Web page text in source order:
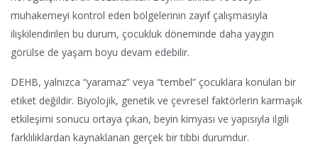
muhakemeyi kontrol eden bölgelerinin zayıf çalışmasıyla
ilişkilendirilen bu durum, çocukluk döneminde daha yaygın
görülse de yaşam boyu devam edebilir.
DEHB, yalnızca “yaramaz” veya “tembel” çocuklara konulan bir
etiket değildir. Biyolojik, genetik ve çevresel faktörlerin karmaşık
etkileşimi sonucu ortaya çıkan, beyin kimyası ve yapısıyla ilgili
farklılıklardan kaynaklanan gerçek bir tıbbi durumdur.